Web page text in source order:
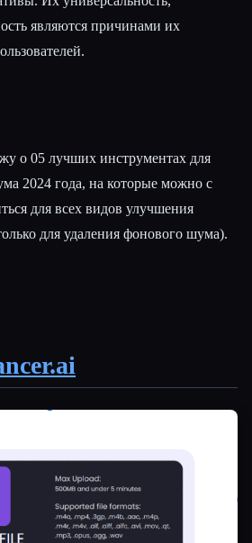
являются причинами их
о 05 лучших инструментах для
2024 года, на которые можно с
для всех видов улучшения
для удаления фонового шума).